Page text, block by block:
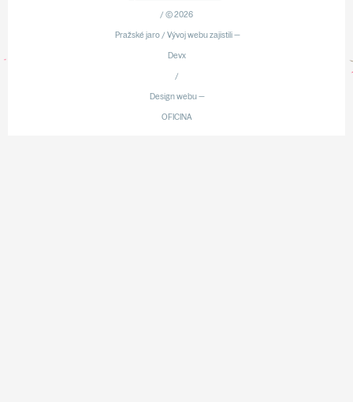
/ © 2026
Pražské jaro / Vývoj webu zajistili —
Devx
/
Design webu —
OFICINA